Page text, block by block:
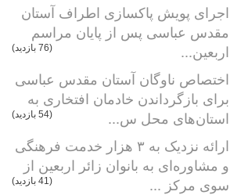
اجرای پویش پاکسازی اطراف آستان
مقدس عباسی پس از پایان مراسم
اربعین...
(76 بازدید)
اختصاص ناوگان آستان مقدس عباسی
برای بازگرداندن خادمان افتخاری به
استان‌های محل س...
(54 بازدید)
ارائه نزدیک به ۳ هزار خدمت فرهنگی
و مشاوره‌ای به بانوان زائر اربعین از
سوی مرکز ...
(41 بازدید)